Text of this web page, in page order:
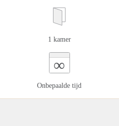
1 kamer
∞
Onbepaalde tijd